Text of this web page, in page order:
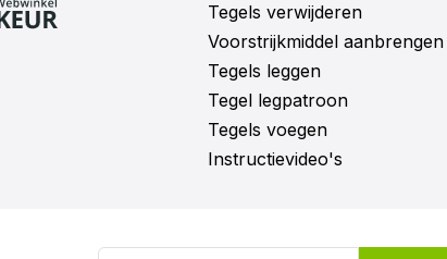
Tegels verwijderen
Voorstrijkmiddel aanbrengen
Tegels leggen
Tegel legpatroon
Tegels voegen
Instructievideo's